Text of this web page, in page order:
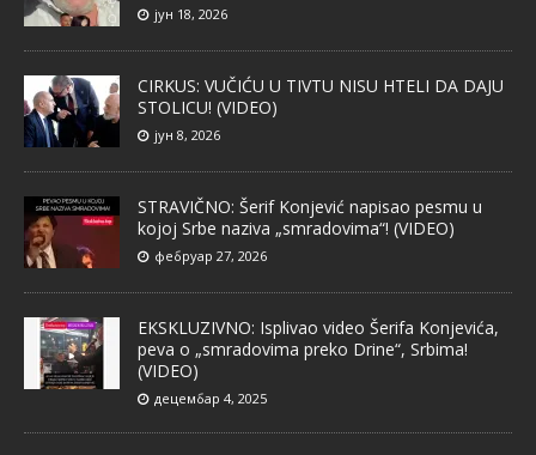
јун 18, 2026
CIRKUS: VUČIĆU U TIVTU NISU HTELI DA DAJU
STOLICU! (VIDEO)
јун 8, 2026
STRAVIČNO: Šerif Konjević napisao pesmu u
kojoj Srbe naziva „smradovima“! (VIDEO)
фебруар 27, 2026
EKSKLUZIVNO: Isplivao video Šerifa Konjevića,
peva o „smradovima preko Drine“, Srbima!
(VIDEO)
децембар 4, 2025